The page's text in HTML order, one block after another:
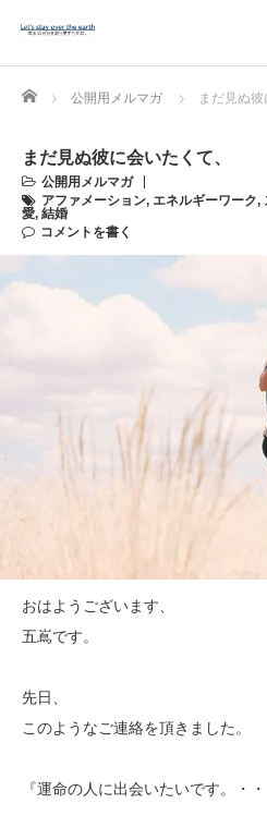
Home 公開用メルマガ まだ見ぬ彼
まだ見ぬ彼に会いたくて、
公開用メルマガ
アファメーション, エネルギーワーク,
愛, 結婚
コメントを書く
おはようございます、
五嶌です。
先日、
このようなご連絡を頂きました。
『運命の人に出会いたいです。・・